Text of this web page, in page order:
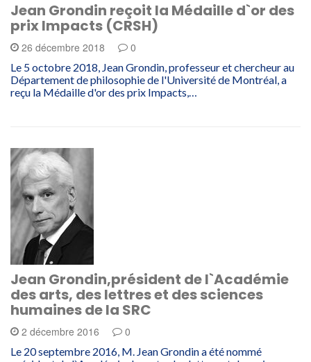
Jean Grondin reçoit la Médaille d`or des
prix Impacts (CRSH)
26 décembre 2018 0
Le 5 octobre 2018, Jean Grondin, professeur et chercheur au
Département de philosophie de l'Université de Montréal, a
reçu la Médaille d'or des prix Impacts,…
Jean Grondin,président de l`Académie
des arts, des lettres et des sciences
humaines de la SRC
2 décembre 2016 0
Le 20 septembre 2016, M. Jean Grondin a été nommé